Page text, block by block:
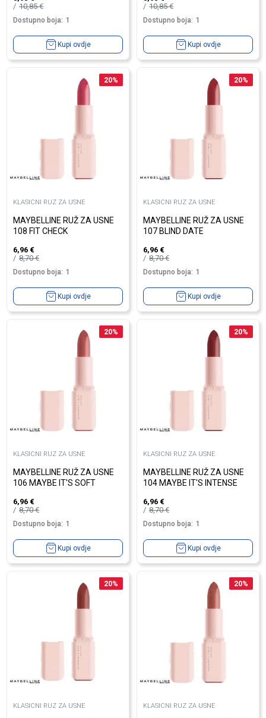
10,85€
Dostupno boja: 1
Kupi ovdje
10,85€
Dostupno boja: 1
Kupi ovdje
20%
KLASICNI RUZ ZA USNE
MAYBELLINE RUŽ ZA USNE
108 FIT CHECK
6,96 €
8,70€
Dostupno boja: 1
Kupi ovdje
20%
KLASICNI RUZ ZA USNE
MAYBELLINE RUŽ ZA USNE
107 BLIND DATE
6,96 €
8,70€
Dostupno boja: 1
Kupi ovdje
20%
KLASICNI RUZ ZA USNE
MAYBELLINE RUŽ ZA USNE
106 MAYBE IT'S SOFT
6,96 €
8,70€
Dostupno boja: 1
Kupi ovdje
20%
KLASICNI RUZ ZA USNE
MAYBELLINE RUŽ ZA USNE
104 MAYBE IT'S INTENSE
6,96 €
8,70€
Dostupno boja: 1
Kupi ovdje
20%
KLASICNI RUZ ZA USNE
20%
KLASICNI RUZ ZA USNE